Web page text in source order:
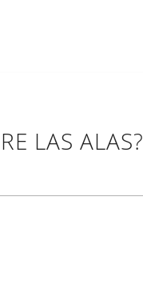
LAS ALAS?